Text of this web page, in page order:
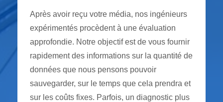
Après avoir reçu votre média, nos ingénieurs
expérimentés procèdent à une évaluation
approfondie. Notre objectif est de vous fournir
rapidement des informations sur la quantité de
données que nous pensons pouvoir
sauvegarder, sur le temps que cela prendra et
sur les coûts fixes. Parfois, un diagnostic plus